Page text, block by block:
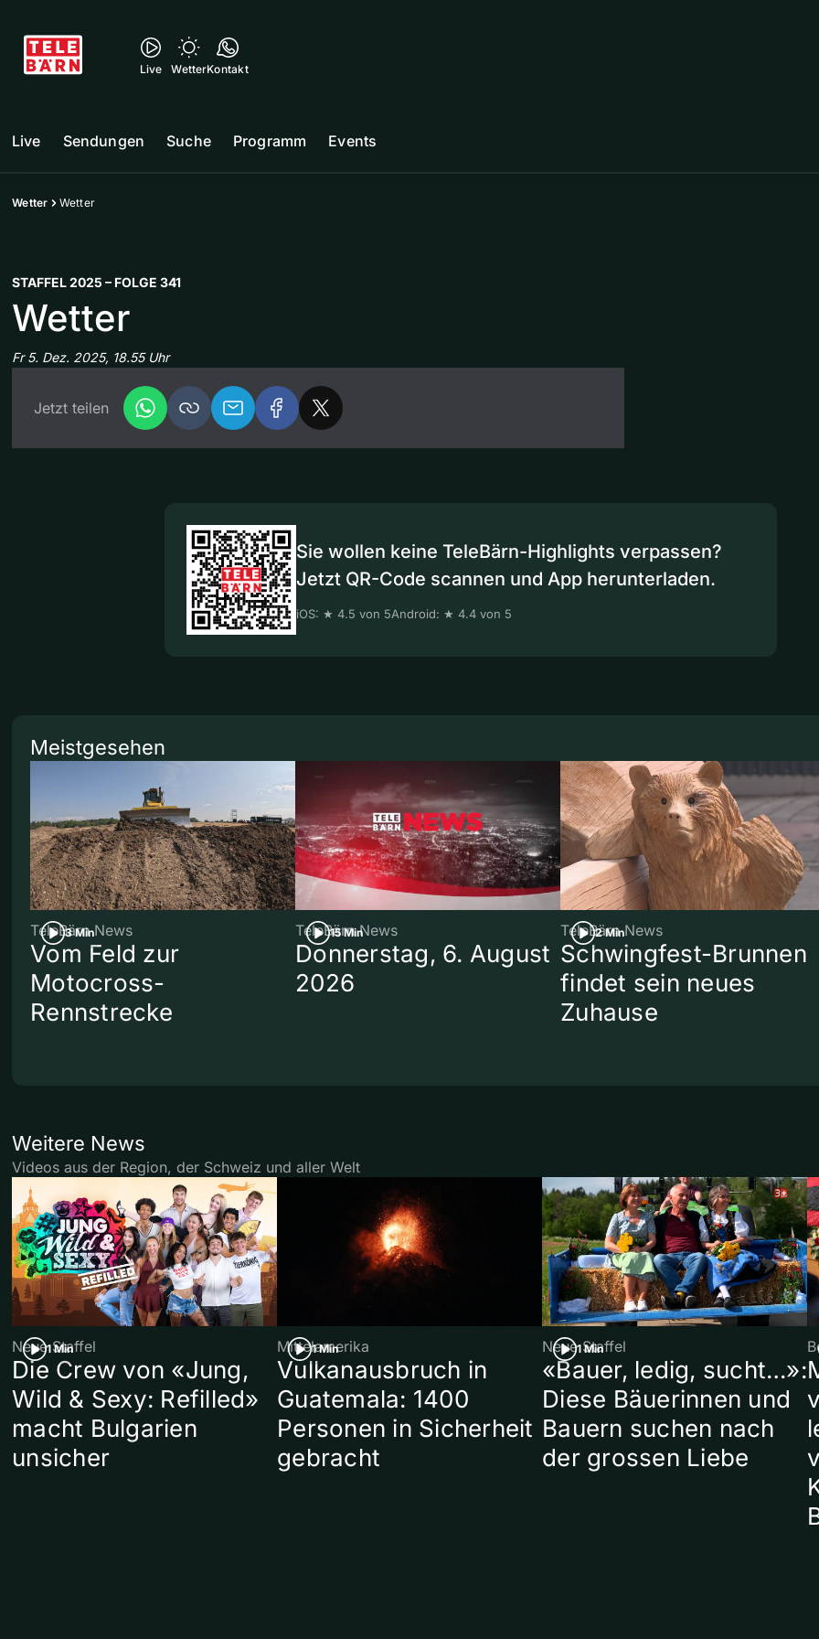
Live WetterKontakt
Live Sendungen Suche Programm Events
Wetter Wetter
STAFFEL 2025 – FOLGE 341
Wetter
Fr 5. Dez. 2025, 18.55 Uhr
Jetzt teilen
Sie wollen keine TeleBärn-Highlights verpassen?
Jetzt QR-Code scannen und App herunterladen.
iOS: ★ 4.5 von 5Android: ★ 4.4 von 5
Meistgesehen
3 Min
TeleBärn News
Vom Feld zur
Motocross-
Rennstrecke
15 Min
TeleBärn News
Donnerstag, 6. August
2026
2 Min
TeleBärn News
Schwingfest-Brunnen
findet sein neues
Zuhause
Weitere News
Videos aus der Region, der Schweiz und aller Welt
1 Min
Neue Staffel
Die Crew von «Jung,
Wild & Sexy: Refilled»
macht Bulgarien
unsicher
1 Min
Mittelamerika
Vulkanausbruch in
Guatemala: 1400
Personen in Sicherheit
gebracht
1 Min
Neue Staffel
«Bauer, ledig, sucht…»:
Diese Bäuerinnen und
Bauern suchen nach
der grossen Liebe